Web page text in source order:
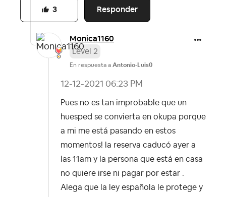
Responder
3
Monica1160
Level 2
En respuesta a Antonio-Luis0
‎12-12-2021 06:23 PM
Pues no es tan improbable que un
huesped se convierta en okupa porque
a mi me está pasando en estos
momentos! la reserva caducó ayer a
las 11am y la persona que está en casa
no quiere irse ni pagar por estar .
Alega que la ley española le protege y